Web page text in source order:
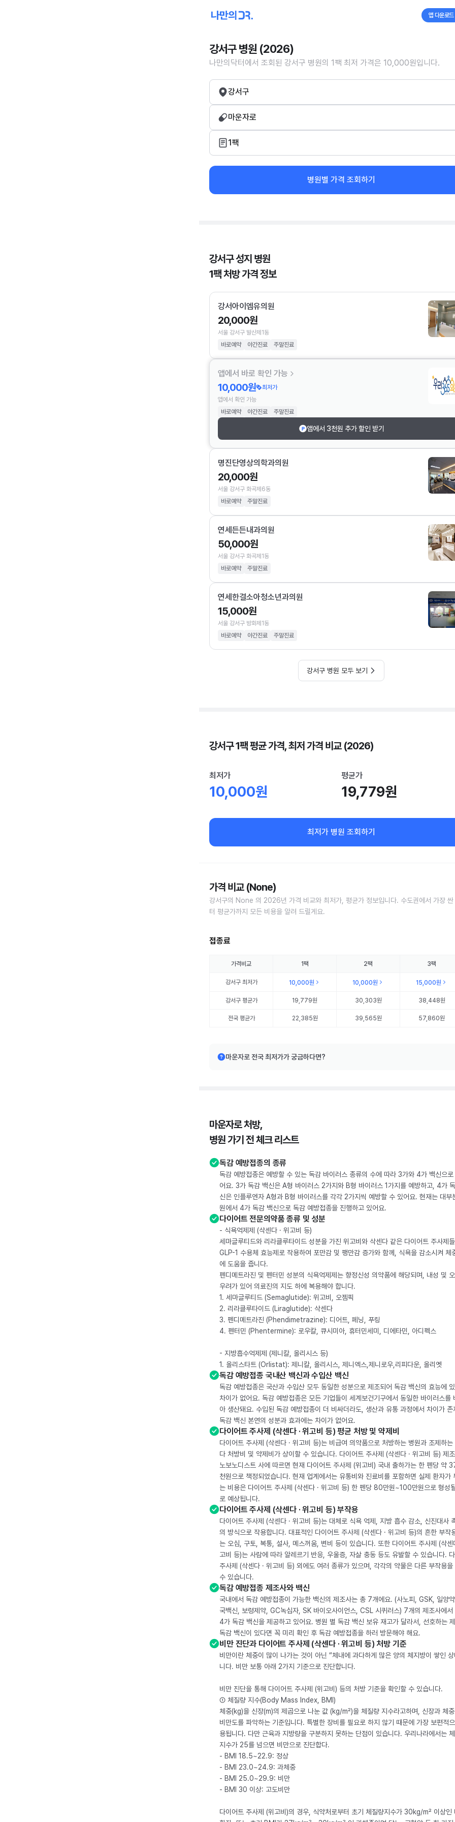
앱 다운로드
강서구 병원 (2026)
나만의닥터에서 조회된 강서구 병원의 1팩 최저 가격은 10,000원입니다.
강서구
마운자로
1팩
병원별 가격 조회하기
강서구 성지 병원
1팩 처방 가격 정보
강서아이엠유의원
20,000원
서울 강서구 발산제1동
바로예약
야간진료 주말진료
앱에서 바로 확인 가능
10,000원
최저가
앱에서 확인 가능
바로예약
야간진료 주말진료
앱에서 3천원 추가 할인 받기
명진단영상의학과의원
20,000원
서울 강서구 화곡제6동
바로예약
주말진료
연세든든내과의원
50,000원
서울 강서구 화곡제1동
바로예약
주말진료
연세한결소아청소년과의원
15,000원
서울 강서구 방화제1동
바로예약
야간진료 주말진료
강서구 병원 모두 보기
강서구 1팩 평균 가격, 최저 가격 비교 (2026)
최저가
10,000원
평균가
19,779원
최저가 병원 조회하기
가격 비교 (None)
강서구의 None 의 2026년 가격 비교와 최저가, 평균가 정보입니다. 수도권에서 가장 싼
터 평균가까지 모든 비용을 알려 드릴게요.
접종료
가격비교 1팩 2팩 3팩
강서구최저가 10,000원 10,000원 15,000원
강서구평균가 19,779원 30,303원 38,448원
전국 평균가 22,385원 39,565원 57,860원
마운자로 전국 최저가가 궁금하다면?
마운자로 처방,
병원 가기 전 체크 리스트
독감 예방접종의 종류
독감 예방접종은 예방할 수 있는 독감 바이러스 종류의 수에 따라 3가와 4가 백신으로
어요. 3가 독감 백신은 A형 바이러스 2가지와 B형 바이러스 1가지를 예방하고, 4가
신은 인플루엔자 A형과 B형 바이러스를 각각 2가지씩 예방할 수 있어요. 현재는 대부
원에서 4가 독감 백신으로 독감 예방접종을 진행하고 있어요.
다이어트 전문의약품 종류 및 성분
- 식욕억제제 (삭센다 · 위고비 등)
세마글루티드와 리라클루타이드 성분을 가진 위고비와 삭센다 같은 다이어트 주사제
GLP-1 수용체 효능제로 작용하여 포만감 및 팽만감 증가와 함께, 식욕을 감소시켜 체
에 도움을 줍니다.
펜디메트라진 및 펜터민 성분의 식욕억제제는 향정신성 의약품에 해당되며, 내성 및
우려가 있어 의료진의 지도 하에 복용해야 합니다.
1. 세마글루티드 (Semaglutide): 위고비, 오젬픽
2. 리라클루타이드 (Liraglutide): 삭센다
3. 펜디메트라진 (Phendimetrazine): 디어트, 페닝, 푸링
4. 펜터민 (Phentermine): 로우칼, 큐시미아, 휴터민세미, 디에타민, 아디펙스
- 지방흡수억제제 (제니칼, 올리시스 등)
1. 올리스타트 (Orlistat): 제니칼, 올리시스, 제니엑스,제니로우,리피다운, 올리엣
독감 예방접종 국내산 백신과 수입산 백신
독감 예방접종은 국산과 수입산 모두 동일한 성분으로 제조되어 독감 백신의 효능에
차이가 없어요. 독감 예방접종은 모든 기업들이 세계보건기구에서 동일한 바이러스를
아 생산돼요. 수입된 독감 예방접종이 더 비싸더라도, 생산과 유통 과정에서 차이가 존
독감 백신 본연의 성분과 효과에는 차이가 없어요.
다이어트 주사제 (삭센다 · 위고비 등) 평균 처방 및 약제비
다이어트 주사제 (삭센다 · 위고비 등)는 비급여 의약품으로 처방하는 병원과 조제하는
다 처방비 및 약제비가 상이할 수 있습니다. 다이어트 주사제 (삭센다 · 위고비 등) 제
노보노디스트 사에 따르면 현재 다이어트 주사제 (위고비) 국내 출하가는 한 펜당 약
천원으로 책정되었습니다. 현재 업계에서는 유통비와 진료비를 포함하면 실제 환자가
는 비용은 다이어트 주사제 (삭센다 · 위고비 등) 한 펜당 80만원~100만원으로 형성
로 예상됩니다.
다이어트 주사제 (삭센다 · 위고비 등) 부작용
다이어트 주사제 (삭센다 · 위고비 등)는 대체로 식욕 억제, 지방 흡수 감소, 신진대사
의 방식으로 작용합니다. 대표적인 다이어트 주사제 (삭센다 · 위고비 등)의 흔한 부작
는 오심, 구토, 복통, 설사, 메스꺼움, 변비 등이 있습니다. 또한 다이어트 주사제 (삭센
고비 등)는 사람에 따라 알레르기 반응, 우울증, 자살 충동 등도 유발할 수 있습니다.
주사제 (삭센다 · 위고비 등) 외에도 여러 종류가 있으며, 각각의 약물은 다른 부작용을
수 있습니다.
독감 예방접종 제조사와 백신
국내에서 독감 예방접종이 가능한 백신의 제조사는 총 7개에요. (사노피, GSK, 일양
국백신, 보령제약, GC녹십자, SK 바이오사이언스, CSL 시퀴러스) 7개의 제조사에서
4가 독감 백신을 제공하고 있어요. 병원 별 독감 백신 보유 재고가 달라서, 선호하는
독감 백신이 있다면 꼭 미리 확인 후 독감 예방접종을 하러 방문해야 해요.
비만 진단과 다이어트 주사제 (삭센다 · 위고비 등) 처방 기준
비만이란 체중이 많이 나가는 것이 아닌 “체내에 과다하게 많은 양의 체지방이 쌓인
니다. 비만 보통 아래 2가지 기준으로 진단합니다.
비만 진단을 통해 다이어트 주사제 (위고비) 등의 처방 기준을 확인할 수 있습니다.
① 체질량 지수(Body Mass Index, BMI)
체중(kg)을 신장(m)의 제곱으로 나눈 값 (kg/m²)을 체질량 지수라고하며, 신장과 체
비만도를 파악하는 기준입니다. 특별한 장비를 필요로 하지 않기 때문에 가장 보편적
용됩니다. 다만 근육과 지방량을 구분하지 못하는 단점이 있습니다. 우리나라에서는
지수가 25를 넘으면 비만으로 진단합다.
- BMI 18.5~22.9: 정상
- BMI 23.0~24.9: 과체중
- BMI 25.0~29.9: 비만
- BMI 30 이상: 고도비만
다이어트 주사제 (위고비)의 경우, 식약처로부터 초기 체질량지수가 30kg/m² 이상인